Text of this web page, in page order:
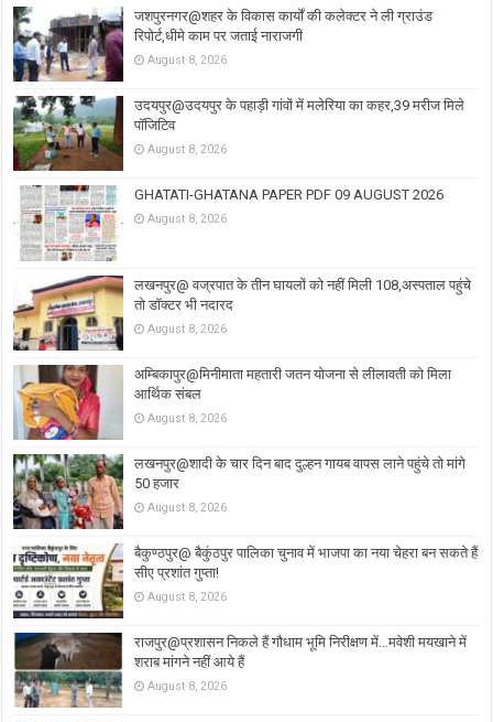
जशपुरनगर@शहर के विकास कार्यों की कलेक्टर ने ली ग्राउंड
रिपोर्ट,धीमे काम पर जताई नाराजगी
August 8, 2026
उदयपुर@उदयपुर के पहाड़ी गांवों में मलेरिया का कहर,39 मरीज मिले
पॉजिटिव
August 8, 2026
GHATATI-GHATANA PAPER PDF 09 AUGUST 2026
August 8, 2026
लखनपुर@ वज्रपात के तीन घायलों को नहीं मिली 108,अस्पताल पहुंचे
तो डॉक्टर भी नदारद
August 8, 2026
अम्बिकापुर@मिनीमाता महतारी जतन योजना से लीलावती को मिला
आर्थिक संबल
August 8, 2026
लखनपुर@शादी के चार दिन बाद दुल्हन गायब वापस लाने पहुंचे तो मांगे
50 हजार
August 8, 2026
बैकुण्ठपुर@ बैकुंठपुर पालिका चुनाव में भाजपा का नया चेहरा बन सकते हैं
सीए प्रशांत गुप्ता!
August 8, 2026
राजपुर@प्रशासन निकले हैं गौधाम भूमि निरीक्षण में…मवेशी मयखाने में
शराब मांगने नहीं आये हैं
August 8, 2026